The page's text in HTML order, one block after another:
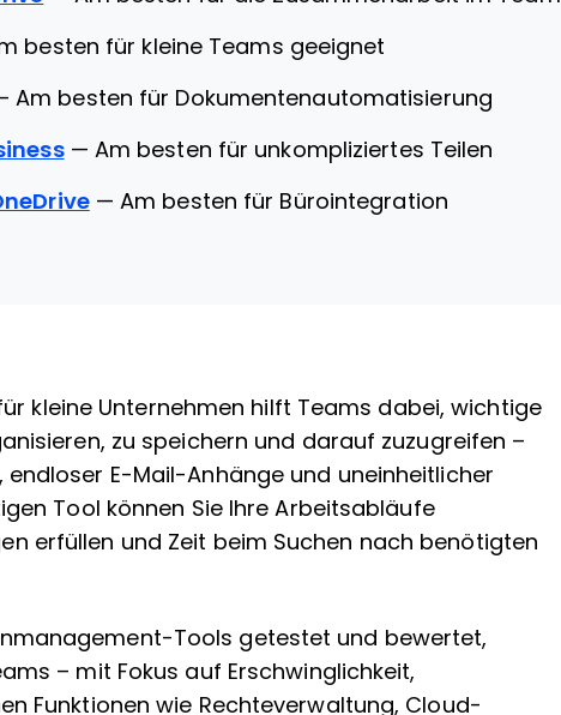
besten für kleine Teams geeignet
Am besten für Dokumentenautomatisierung
— Am besten für unkompliziertes Teilen
—Am besten für Bürointegration
kleine Unternehmen hilft Teams dabei, wichtige
zu speichern und darauf zuzugreifen –
E-Mail-Anhänge und uneinheitlicher
Tool können Sie Ihre Arbeitsabläufe
erfüllen und Zeit beim Suchen nach benötigten
Tools getestet und bewertet,
– mit Fokus auf Erschwinglichkeit,
Funktionen wie Rechteverwaltung, Cloud-